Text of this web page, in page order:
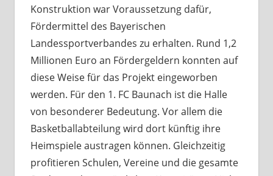
Konstruktion war Voraussetzung dafür,
Fördermittel des Bayerischen
Landessportverbandes zu erhalten. Rund 1,2
Millionen Euro an Fördergeldern konnten auf
diese Weise für das Projekt eingeworben
werden. Für den 1. FC Baunach ist die Halle
von besonderer Bedeutung. Vor allem die
Basketballabteilung wird dort künftig ihre
Heimspiele austragen können. Gleichzeitig
profitieren Schulen, Vereine und die gesamte